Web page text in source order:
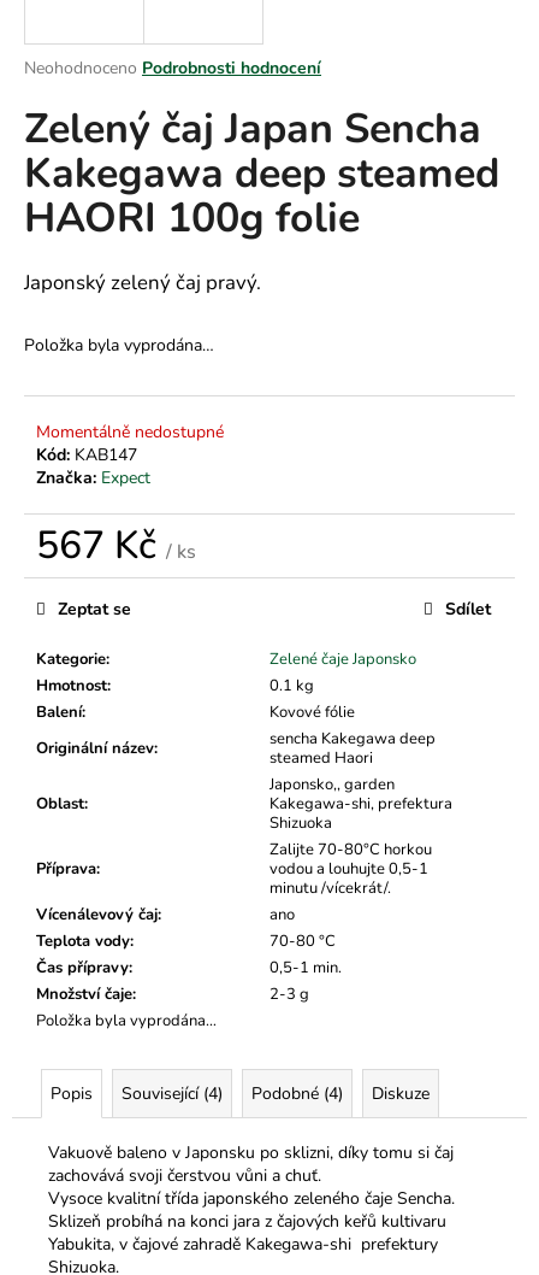
Průměrné
produktu
je
0,0
z
5
hvězdiček.
Neohodnoceno Podrobnosti hodnocení
Zelený čaj Japan Sencha
Kakegawa deep steamed
HAORI 100g folie
Japonský zelený čaj pravý.
Položka byla vyprodána…
Momentálně nedostupné
Kód: KAB147
Značka: Expect
567 Kč / ks
Měrná
cena:
Kategorie:
Zelené čaje Japonsko
Hmotnost:
0.1 kg
Balení:
Kovové fólie
Originální název:
sencha Kakegawa deep
steamed Haori
Oblast:
Japonsko,, garden
Kakegawa-shi, prefektura
Shizuoka
Příprava:
Zalijte 70-80°C horkou
vodou a louhujte 0,5-1
minutu /vícekrát/.
Vícenálevový čaj:
ano
Teplota vody:
70-80 °C
Čas přípravy:
0,5-1 min.
Množství čaje:
2-3 g
Položka byla vyprodána…
Zeptat se Sdílet
Popis Související (4) Podobné (4) Diskuze
Vakuově baleno v Japonsku po sklizni, díky tomu si čaj
zachovává svoji čerstvou vůni a chuť.
Vysoce kvalitní třída japonského zeleného čaje Sencha.
Sklizeň probíhá na konci jara z čajových keřů kultivaru
Yabukita, v čajové zahradě Kakegawa-shi prefektury
Shizuoka.
j
t
?
HLEDAT
p
o
u
u
m